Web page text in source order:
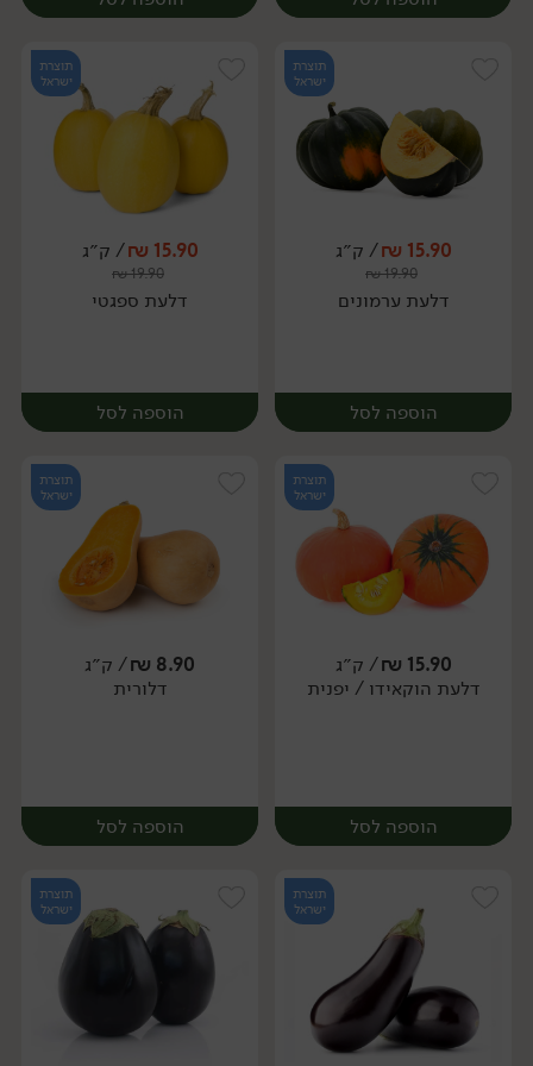
יח׳ ק״ג
תוצרת
ישראל
15.90
₪/ ק״ג
19.90
₪
דלעת ערמונים
הוספה לסל
יח׳
תוצרת
ישראל
15.90
₪/ ק״ג
19.90
₪
דלעת ספגטי
הוספה לסל
יח׳
תוצרת
ישראל
15.90
₪/ ק״ג
דלעת הוקאידו / יפנית
הוספה לסל
תוצרת
ישראל
8.90
₪/ ק״ג
דלורית
הוספה לסל
תוצרת
ישראל
תוצרת
ישראל